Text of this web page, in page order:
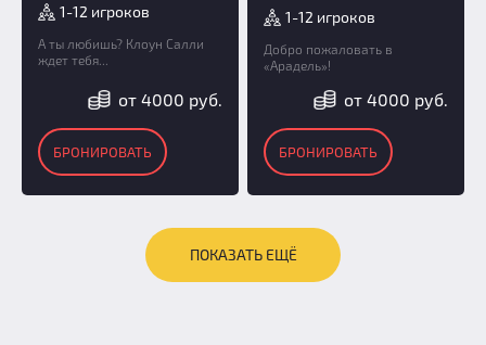
1-12 игроков
А ты любишь? Клоун Салли
ждет тебя...
от 4000 руб.
БРОНИРОВАТЬ
1-12 игроков
Добро пожаловать в
«Арадель»!
от 4000 руб.
БРОНИРОВАТЬ
ПОКАЗАТЬ ЕЩЁ